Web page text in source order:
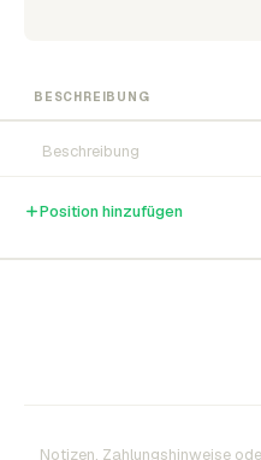
BESCHREIBUNG
Position hinzufügen